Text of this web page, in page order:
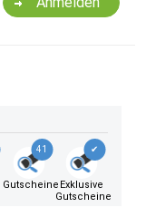
41
Gutscheine
✔
Exklusive
Gutscheine